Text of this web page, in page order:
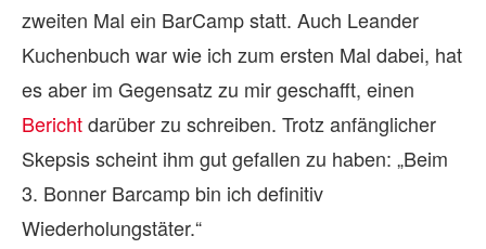
zweiten Mal ein BarCamp statt. Auch Leander
Kuchenbuch war wie ich zum ersten Mal dabei, hat
es aber im Gegensatz zu mir geschafft, einen
Berichtdarüber zu schreiben. Trotz anfänglicher
Skepsis scheint ihm gut gefallen zu haben: „Beim
3. Bonner Barcamp bin ich definitiv
Wiederholungstäter.“